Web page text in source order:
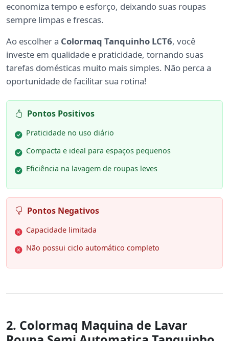
economiza tempo e esforço, deixando suas roupas
sempre limpas e frescas.
Ao escolher a Colormaq Tanquinho LCT6, você
investe em qualidade e praticidade, tornando suas
tarefas domésticas muito mais simples. Não perca a
oportunidade de facilitar sua rotina!
Pontos Positivos
Praticidade no uso diário
Compacta e ideal para espaços pequenos
Eficiência na lavagem de roupas leves
Pontos Negativos
Capacidade limitada
Não possui ciclo automático completo
2. Colormaq Maquina de Lavar